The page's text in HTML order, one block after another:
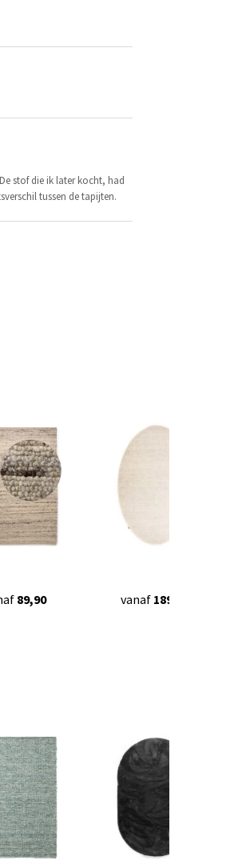
stof die ik later kocht, had
tussen de tapijten.
89,90 vanaf 189,90